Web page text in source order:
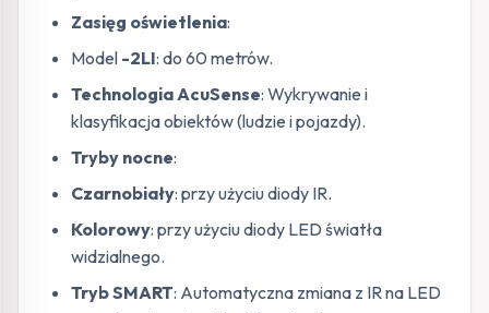
Zasięg oświetlenia:
Model -2LI: do 60 metrów.
Technologia AcuSense: Wykrywanie i
klasyfikacja obiektów (ludzie i pojazdy).
Tryby nocne:
Czarnobiały: przy użyciu diody IR.
Kolorowy: przy użyciu diody LED światła
widzialnego.
Tryb SMART: Automatyczna zmiana z IR na LED